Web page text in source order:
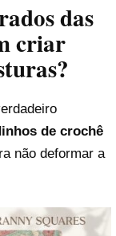
das
criar
de crochê
não deformar a